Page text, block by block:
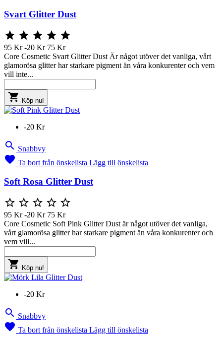
Svart Glitter Dust
    
95 Kr -20 Kr 75 Kr
Core Cosmetic Svart Glitter Dust Är något utöver det vanliga, vårt
glamorösa glitter har starkare pigment än våra konkurenter och vem
vill inte...
 Köp nu!
-20 Kr
 Snabbvy
 Ta bort från önskelista Lägg till önskelista
Soft Rosa Glitter Dust
    
95 Kr -20 Kr 75 Kr
Core Cosmetic Soft Pink Glitter Dust är något utöver det vanliga,
vårt glamorösa glitter har starkare pigment än våra konkurenter och
vem vill...
 Köp nu!
-20 Kr
 Snabbvy
 Ta bort från önskelista Lägg till önskelista